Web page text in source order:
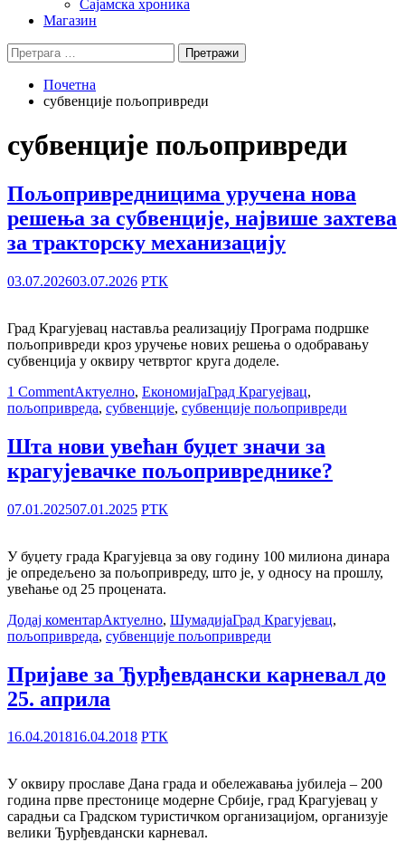
Сајамска хроника
Магазин
Претрага
за:
Почетна
субвенције пољопривреди
субвенције пољопривреди
Пољопривредницима уручена нова
решења за субвенције, највише захтева
за тракторску механизацију
03.07.202603.07.2026 РТК
Град Крагујевац наставља реализацију Програма подршке
пољопривреди кроз уручење нових решења о одобравању
субвенција у оквиру четвртог круга доделе.
1 CommentАктуелно, ЕкономијаГрад Крагуејвац,
пољопривреда, субвенције, субвенције пољопривреди
Шта нови увећан буџет значи за
крагујевачке пољопривреднике?
07.01.202507.01.2025 РТК
У буџету града Крагујевца за ову годину 100 милиона динара
је опредељено за пољопривреду, што је, у односу на прошлу,
увећање од 25 процената.
Додај коментарАктуелно, ШумадијаГрад Крагујевац,
пољопривреда, субвенције пољопривреди
Пријаве за Ђурђевдански карневал до
25. априла
16.04.201816.04.2018 РТК
У оквиру прославе Дана града и обележавања јубилеја – 200
година прве престонице модерне Србије, град Крагујевац у
сарадњи са Градском туристичком организацијом, организује
велики Ђурђевдански карневал.